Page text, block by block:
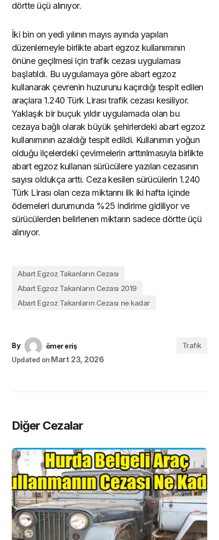
dörtte üçü alınıyor.
İki bin on yedi yılının mayıs ayında yapılan
düzenlemeyle birlikte abart egzoz kullanımının
önüne geçilmesi için trafik cezası uygulaması
başlatıldı. Bu uygulamaya göre abart egzoz
kullanarak çevrenin huzurunu kaçırdığı tespit edilen
araçlara 1.240 Türk Lirası trafik cezası kesiliyor.
Yaklaşık bir buçuk yıldır uygulamada olan bu
cezaya bağlı olarak büyük şehirlerdeki abart egzoz
kullanımının azaldığı tespit edildi. Kullanımın yoğun
olduğu ilçelerdeki çevirmelerin arttırılmasıyla birlikte
abart egzoz kullanan sürücülere yazılan cezasının
sayısı oldukça arttı. Ceza kesilen sürücülerin 1.240
Türk Lirası olan ceza miktarını ilk iki hafta içinde
ödemeleri durumunda %25 indirime gidiliyor ve
sürücülerden belirlenen miktarın sadece dörtte üçü
alınıyor.
Abart Egzoz Takanların Cezası
Abart Egzoz Takanların Cezası 2019
Abart Egzoz Takanların Cezası ne kadar
By
ömer eriş
Updated on Mart 23, 2026
Trafik
Diğer Cezalar